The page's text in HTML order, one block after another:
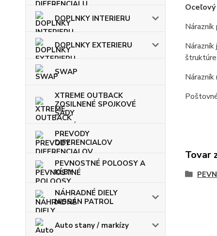
DOPLNKY INTERIERU
DOPLNKY EXTERIERU
SWAP
XTREME OUTBACK
ZOSILNENÉ SPOJKOVÉ
SADY
PREVODY
DIFERENCIALOV
PEVNOSTNÉ POLOOSY A
KĹBY
NÁHRADNÉ DIELY
NISSAN PATROL
Auto stany / markízy
Tovar